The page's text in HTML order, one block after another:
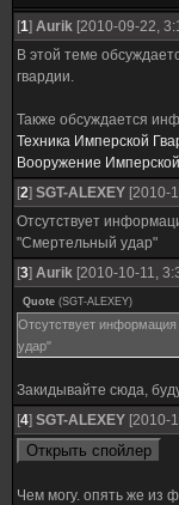
[1] Aurik [2010-09-22,
В этой теме
гвардии.
Также обсуждается
Техника Имперской
Вооружение
[2] SGT-ALEXEY [2010-
Отсутствует
"Смертельный удар"
[3] Aurik [2010-10-11,
Quote (SGT-ALEXEY)
Отсутствует информация
удар"
Закидывайте сюда,
[4] SGT-ALEXEY [2010-
Чем могу. опять же из